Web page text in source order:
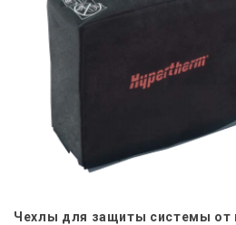
Чехлы для защиты системы от